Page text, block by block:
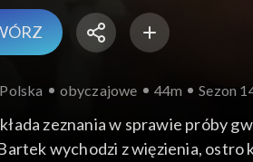
Polska obyczajowe 44m Sezon
zeznania w sprawie próby
wychodzi z więzienia, ostro